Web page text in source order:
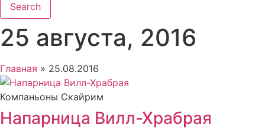
Search
25 августа, 2016
Главная » 25.08.2016
Компаньоны Скайрим
Напарница Вилл-Храбрая